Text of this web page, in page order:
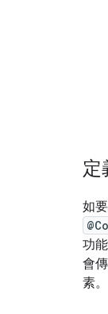
定
如
功
會
素。